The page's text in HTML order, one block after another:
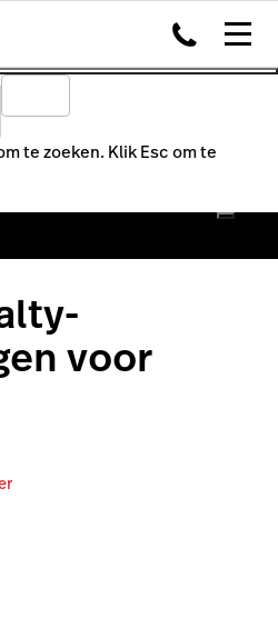
te zoeken. Klik Esc om te
voor